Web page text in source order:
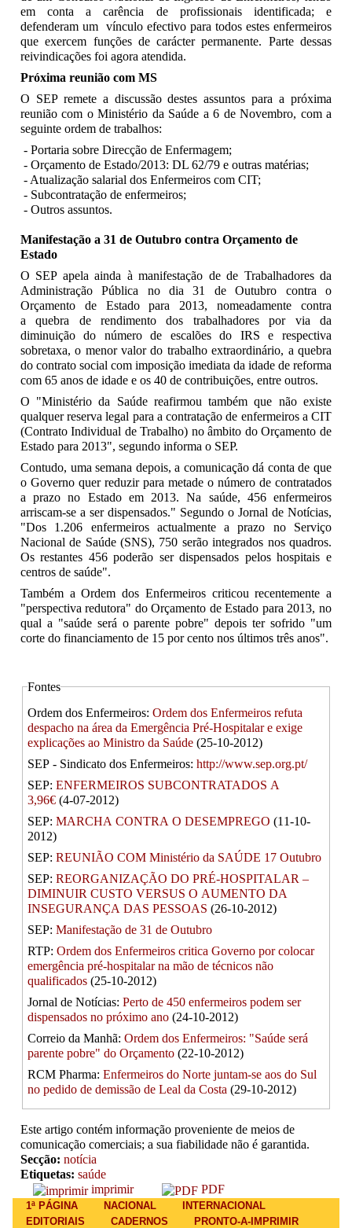
em conta a carência de profissionais identificada; e
defenderam um vínculo efectivo para todos estes enfermeiros
que exercem funções de carácter permanente. Parte dessas
reivindicações foi agora atendida.
Próxima reunião com MS
O SEP remete a discussão destes assuntos para a próxima
reunião com o Ministério da Saúde a 6 de Novembro, com a
seguinte ordem de trabalhos:
- Portaria sobre Direcção de Enfermagem;
- Orçamento de Estado/2013: DL 62/79 e outras matérias;
- Atualização salarial dos Enfermeiros com CIT;
- Subcontratação de enfermeiros;
- Outros assuntos.
Manifestação a 31 de Outubro contra Orçamento de
Estado
O SEP apela ainda à manifestação de de Trabalhadores da
Administração Pública no dia 31 de Outubro contra o
Orçamento de Estado para 2013, nomeadamente contra
a quebra de rendimento dos trabalhadores por via da
diminuição do número de escalões do IRS e respectiva
sobretaxa, o menor valor do trabalho extraordinário, a quebra
do contrato social com imposição imediata da idade de reforma
com 65 anos de idade e os 40 de contribuições, entre outros.
O "Ministério da Saúde reafirmou também que não existe
qualquer reserva legal para a contratação de enfermeiros a CIT
(Contrato Individual de Trabalho) no âmbito do Orçamento de
Estado para 2013", segundo informa o SEP.
Contudo, uma semana depois, a comunicação dá conta de que
o Governo quer reduzir para metade o número de contratados
a prazo no Estado em 2013. Na saúde, 456 enfermeiros
arriscam-se a ser dispensados." Segundo o Jornal de Notícias,
"Dos 1.206 enfermeiros actualmente a prazo no Serviço
Nacional de Saúde (SNS), 750 serão integrados nos quadros.
Os restantes 456 poderão ser dispensados pelos hospitais e
centros de saúde".
Também a Ordem dos Enfermeiros criticou recentemente a
"perspectiva redutora" do Orçamento de Estado para 2013, no
qual a "saúde será o parente pobre" depois ter sofrido "um
corte do financiamento de 15 por cento nos últimos três anos".
Fontes
Ordem dos Enfermeiros:Ordem dos Enfermeiros refuta
despacho na área da Emergência Pré-Hospitalar e exige
explicações ao Ministro da Saúde (25-10-2012)
SEP - Sindicato dos Enfermeiros:http://www.sep.org.pt/
SEP:ENFERMEIROS SUBCONTRATADOS A
3,96€ (4-07-2012)
SEP:MARCHA CONTRA O DESEMPREGO (11-10-
2012)
SEP:REUNIÃO COM Ministério da SAÚDE 17 Outubro
SEP:REORGANIZAÇÃO DO PRÉ-HOSPITALAR –
DIMINUIR CUSTO VERSUS O AUMENTO DA
INSEGURANÇA DAS PESSOAS (26-10-2012)
SEP:Manifestação de 31 de Outubro
RTP:Ordem dos Enfermeiros critica Governo por colocar
emergência pré-hospitalar na mão de técnicos não
qualificados (25-10-2012)
Jornal de Notícias:Perto de 450 enfermeiros podem ser
dispensados no próximo ano (24-10-2012)
Correio da Manhã:Ordem dos Enfermeiros: "Saúde será
parente pobre" do Orçamento (22-10-2012)
RCM Pharma:Enfermeiros do Norte juntam-se aos do Sul
no pedido de demissão de Leal da Costa (29-10-2012)
Este artigo contém informação proveniente de meios de
comunicação comerciais; a sua fiabilidade não é garantida.
Secção: notícia
Etiquetas: saúde
imprimir
PDF
Main menu
1ª PÁGINA NACIONAL
INTERNACIONAL
EDITORIAIS
CADERNOS
PRONTO-A-IMPRIMIR